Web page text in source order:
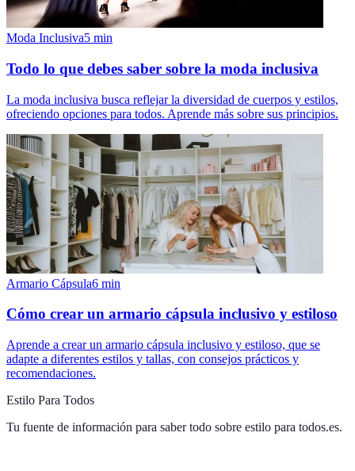
Moda Inclusiva5 min
Todo lo que debes saber sobre la moda inclusiva
La moda inclusiva busca reflejar la diversidad de cuerpos y estilos,
ofreciendo opciones para todos. Aprende más sobre sus principios.
Armario Cápsula6 min
Cómo crear un armario cápsula inclusivo y estiloso
Aprende a crear un armario cápsula inclusivo y estiloso, que se
adapte a diferentes estilos y tallas, con consejos prácticos y
recomendaciones.
Estilo Para Todos
Tu fuente de información para saber todo sobre estilo para todos.es.